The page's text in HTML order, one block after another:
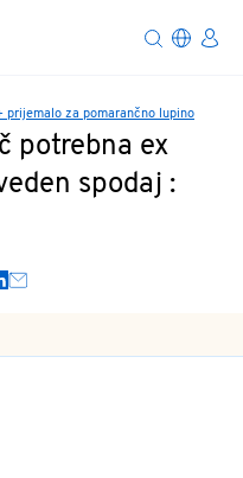
za pomarančno lupino
potrebna ex
spodaj :